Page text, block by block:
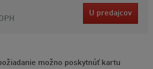
U predajcov
možno poskytnúť kartu